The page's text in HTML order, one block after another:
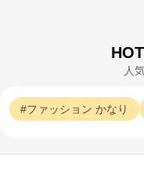
人
ファッション かなり